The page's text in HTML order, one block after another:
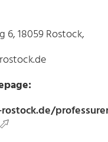
18059 Rostock,